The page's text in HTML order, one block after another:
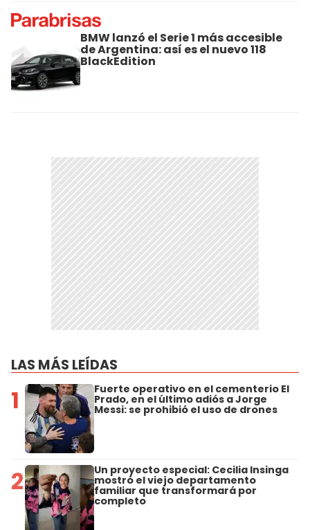
BMW lanzó el Serie 1 más accesible
de Argentina: así es el nuevo 118
BlackEdition
LAS MÁS LEÍDAS
1 Fuerte operativo en el cementerio El
Prado, en el último adiós a Jorge
Messi: se prohibió el uso de drones
2 Un proyecto especial: Cecilia Insinga
mostró el viejo departamento
familiar que transformará por
completo